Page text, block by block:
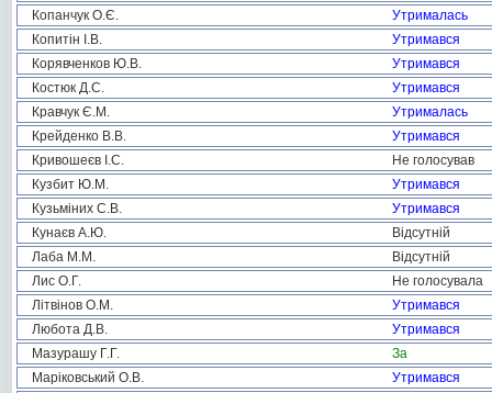
Копанчук О.Є.
Утрималась
Копитін І.В.
Утримався
Корявченков Ю.В.
Утримався
Костюк Д.С.
Утримався
Кравчук Є.М.
Утрималась
Крейденко В.В.
Утримався
Кривошеєв І.С.
Не голосував
Кузбит Ю.М.
Утримався
Кузьміних С.В.
Утримався
Кунаєв А.Ю.
Відсутній
Лаба М.М.
Відсутній
Лис О.Г.
Не голосувала
Літвінов О.М.
Утримався
Любота Д.В.
Утримався
Мазурашу Г.Г.
За
Маріковський О.В.
Утримався